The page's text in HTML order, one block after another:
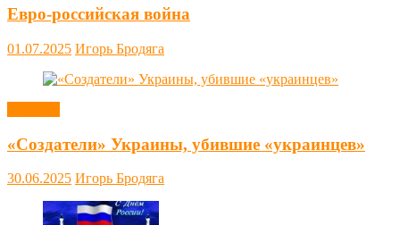
Евро-российская война
01.07.2025 Игорь Бродяга
«Создатели» Украины, убившие «украинцев»
30.06.2025 Игорь Бродяга